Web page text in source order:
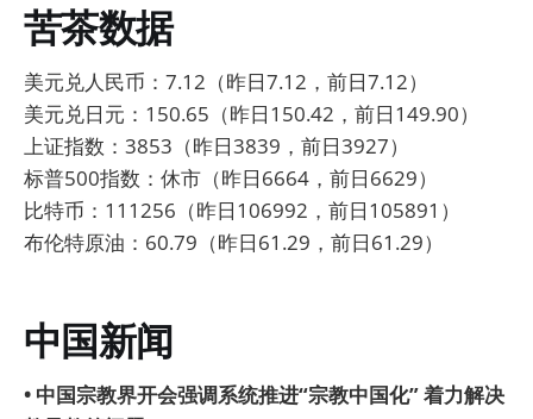
苦茶数据
美元兑人民币：7.12（昨日7.12，前日7.12）
美元兑日元：150.65（昨日150.42，前日149.90）
上证指数：3853（昨日3839，前日3927）
标普500指数：休市（昨日6664，前日6629）
比特币：111256（昨日106992，前日105891）
布伦特原油：60.79（昨日61.29，前日61.29）
中国新闻
• 中国宗教界开会强调系统推进“宗教中国化” 着力解决